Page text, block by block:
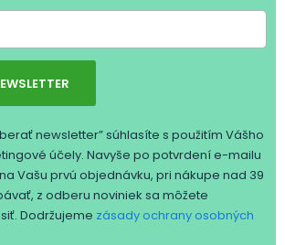
newsletter” súhlasíte s použitím Vášho
účely. Navyše po potvrdení e-mailu
Vašu prvú objednávku, pri nákupe nad 39
z odberu noviniek sa môžete
Dodržujeme zásady ochrany osobných